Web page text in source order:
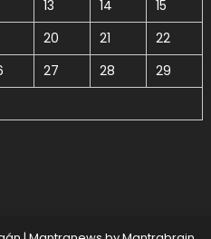
13 14
15
20 21
22
27 28
29